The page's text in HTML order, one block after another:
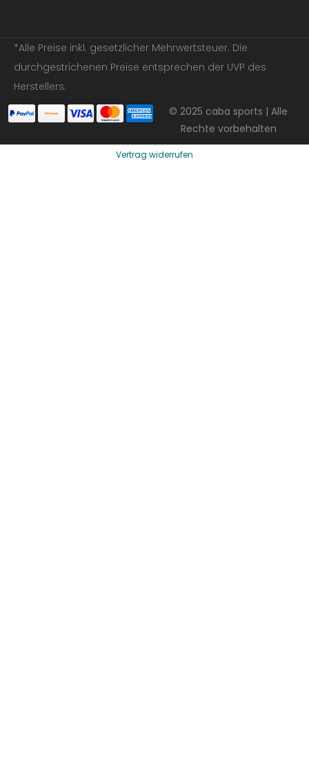
*Alle Preise inkl. gesetzlicher Mehrwertsteuer. Die
durchgestrichenen Preise entsprechen der UVP des
Herstellers.
© 2025 caba sports | Alle
Rechte vorbehalten
Vertrag widerrufen